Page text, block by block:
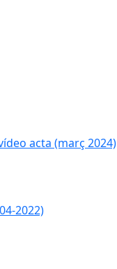
acta (març 2024)
2022)